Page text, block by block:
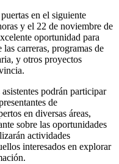
en el siguiente
y el 22 de noviembre de
oportunidad para
carreras, programas de
y otros proyectos
podrán participar
de
en diversas áreas,
sobre las oportunidades
actividades
interesados en explorar